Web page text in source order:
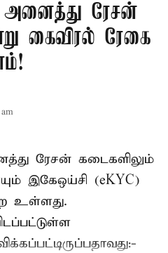
அனைத்து ரேசன்
கைவிரல் ரேகை
ரேசன் கடைகளிலும்
இகேஒய்சி (eKYC)
உள்ளது.